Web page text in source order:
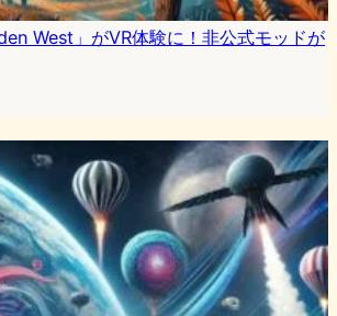
West」がVR体験に！非公式モッドが